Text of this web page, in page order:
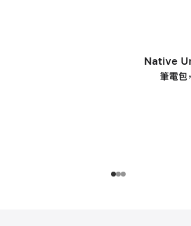
Native
筆電包